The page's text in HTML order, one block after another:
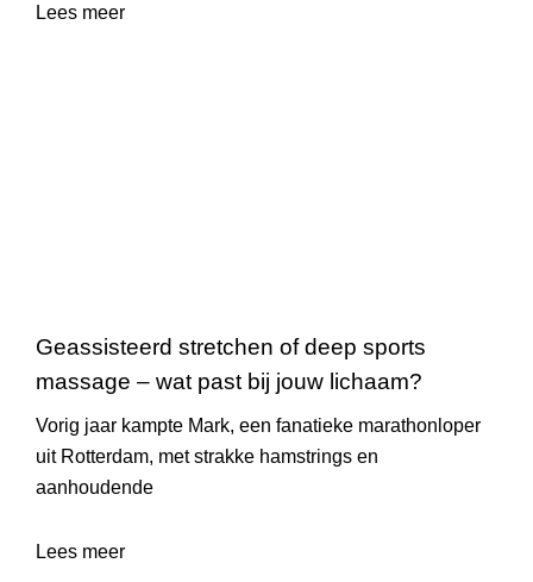
Lees meer
Geassisteerd stretchen of deep sports
massage – wat past bij jouw lichaam?
Vorig jaar kampte Mark, een fanatieke marathonloper
uit Rotterdam, met strakke hamstrings en
aanhoudende
Lees meer